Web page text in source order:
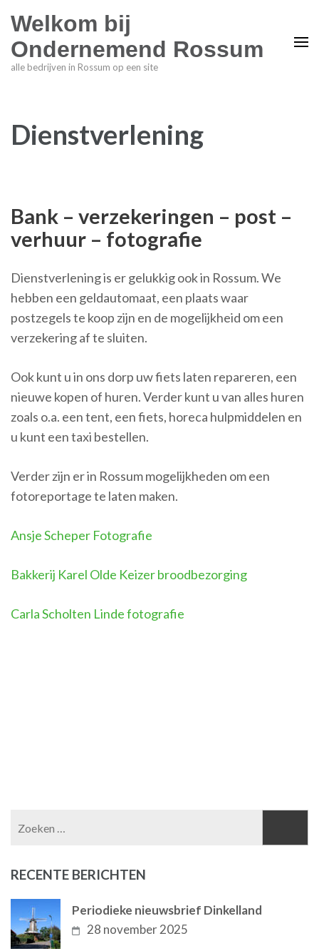
Welkom bij
Ondernemend Rossum
alle bedrijven in Rossum op een site
Dienstverlening
Bank – verzekeringen – post –
verhuur – fotografie
Dienstverlening is er gelukkig ook in Rossum. We
hebben een geldautomaat, een plaats waar
postzegels te koop zijn en de mogelijkheid om een
verzekering af te sluiten.
Ook kunt u in ons dorp uw fiets laten repareren, een
nieuwe kopen of huren. Verder kunt u van alles huren
zoals o.a. een tent, een fiets, horeca hulpmiddelen en
u kunt een taxi bestellen.
Verder zijn er in Rossum mogelijkheden om een
fotoreportage te laten maken.
Ansje Scheper Fotografie
Bakkerij Karel Olde Keizer broodbezorging
Carla Scholten Linde fotografie
RECENTE BERICHTEN
Periodieke nieuwsbrief Dinkelland
28 november 2025